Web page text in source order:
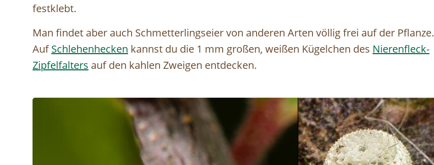
festklebt.
Man findet aber auch Schmetterlingseier von anderen Arten völlig frei auf der Pflanze.
AufSchlehenhecken kannst du die 1 mm großen, weißen Kügelchen des Nierenfleck-
Zipfelfalters auf den kahlen Zweigen entdecken.